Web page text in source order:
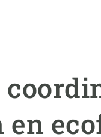
de ecosistemas